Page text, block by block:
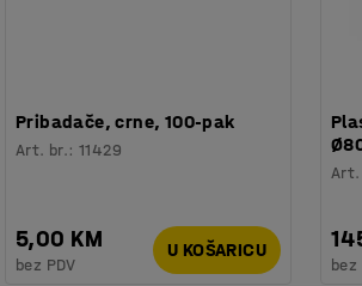
Pribadače, crne, 100-pak
Art. br.:11429
5,00 KM
bez PDV
U KOŠARICU
Art.
bez